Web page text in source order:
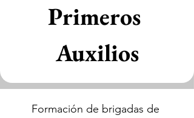
Primeros
Auxilios
Formación de brigadas de